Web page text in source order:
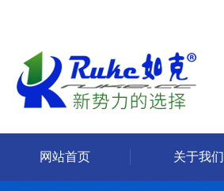
网站首页 关于我们